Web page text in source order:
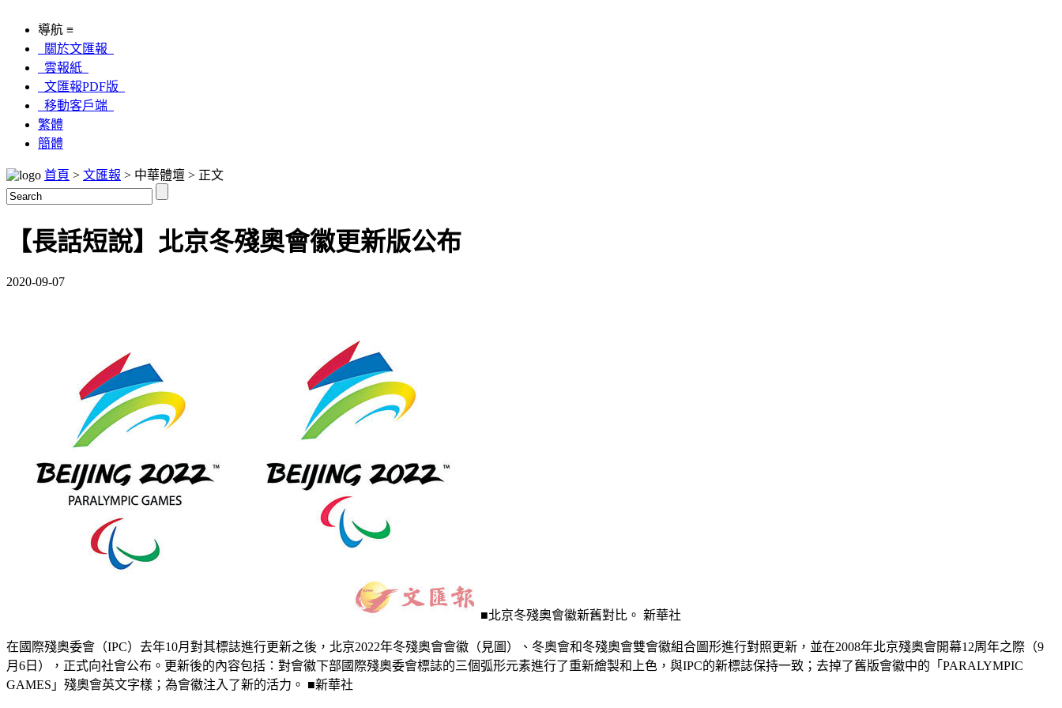
導航 ≡
關於文匯報
雲報紙
文匯報PDF版
移動客戶端
繁體
簡體
首頁 > 文匯報 > 中華體壇 > 正文
【長話短說】北京冬殘奧會徽更新版公布
2020-09-07
■北京冬殘奧會徽新舊對比。 新華社
在國際殘奧委會（IPC）去年10月對其標誌進行更新之後，北京2022年冬殘奧會會徽（見圖）、冬奧會和冬殘奧會雙會徽組合圖形進行對照更新，並在2008年北京殘奧會開幕12周年之際（9
月6日），正式向社會公布。更新後的內容包括：對會徽下部國際殘奧委會標誌的三個弧形元素進行了重新繪製和上色，與IPC的新標誌保持一致；去掉了舊版會徽中的「PARALYMPIC
GAMES」殘奧會英文字樣；為會徽注入了新的活力。 ■新華社